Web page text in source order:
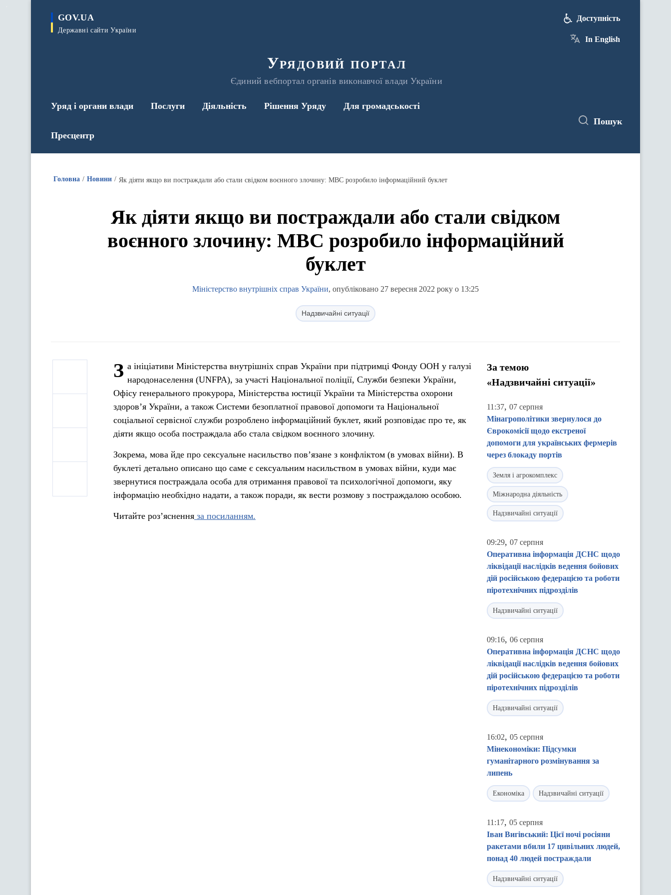
GOV.UA
Державні сайти України
Урядовий портал
Єдиний вебпортал органів виконавчої влади України
Доступність
In English
Уряд і органи влади Послуги Діяльність Рішення Уряду Для громадськості
Пресцентр
Пошук
Головна Новини Як діяти якщо ви постраждали або стали свідком воєнного злочину: МВС розробило інформаційний буклет
Як діяти якщо ви постраждали або стали свідком
воєнного злочину: МВС розробило інформаційний
буклет
Міністерство внутрішніх справ України, опубліковано 27 вересня 2022 року о 13:25
Надзвичайні ситуації
З а ініціативи Міністерства внутрішніх справ України при підтримці Фонду ООН у галузі
народонаселення (UNFPA), за участі Національної поліції, Служби безпеки України,
Офісу генерального прокурора, Міністерства юстиції України та Міністерства охорони
здоров’я України, а також Системи безоплатної правової допомоги та Національної
соціальної сервісної служби розроблено інформаційний буклет, який розповідає про те, як
діяти якщо особа постраждала або стала свідком воєнного злочину.
Зокрема, мова йде про сексуальне насильство пов’язане з конфліктом (в умовах війни). В
буклеті детально описано що саме є сексуальним насильством в умовах війни, куди має
звернутися постраждала особа для отримання правової та психологічної допомоги, яку
інформацію необхідно надати, а також поради, як вести розмову з постраждалою особою.
Читайте роз’яснення за посиланням.
За темою
«Надзвичайні ситуації»
11:37, 07 серпня
Мінагрополітики звернулося до
Єврокомісії щодо екстреної
допомоги для українських фермерів
через блокаду портів
Земля і агрокомплекс
Міжнародна діяльність
Надзвичайні ситуації
09:29, 07 серпня
Оперативна інформація ДСНС щодо
ліквідації наслідків ведення бойових
дій російською федерацією та роботи
піротехнічних підрозділів
Надзвичайні ситуації
09:16, 06 серпня
Оперативна інформація ДСНС щодо
ліквідації наслідків ведення бойових
дій російською федерацією та роботи
піротехнічних підрозділів
Надзвичайні ситуації
16:02, 05 серпня
Мінекономіки: Підсумки
гуманітарного розмінування за
липень
Економіка Надзвичайні ситуації
11:17, 05 серпня
Іван Вигівський: Цієї ночі росіяни
ракетами вбили 17 цивільних людей,
понад 40 людей постраждали
Надзвичайні ситуації